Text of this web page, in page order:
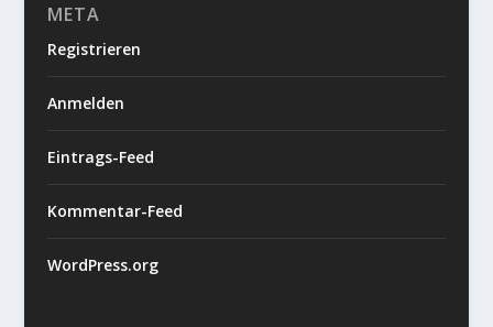
META
Registrieren
Anmelden
Eintrags-Feed
Kommentar-Feed
WordPress.org